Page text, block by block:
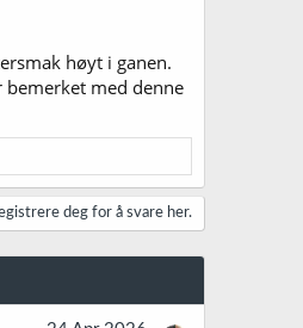
høyt i ganen.
bemerket med denne
deg for å svare her.